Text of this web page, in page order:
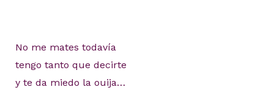
No me mates todavía
tengo tanto que decirte
y te da miedo la ouija…